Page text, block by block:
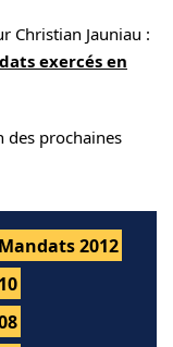
Christian Jauniau :
exercés en
des prochaines
Mandats 2012